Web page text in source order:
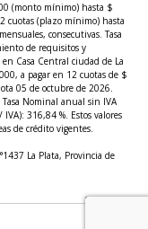
(monto mínimo) hasta $
cuotas (plazo mínimo) hasta
consecutivas. Tasa
de requisitos y
Casa Central ciudad de La
a pagar en 12 cuotas de $
05 de octubre de 2026.
Tasa Nominal anual sin IVA
316,84 %. Estos valores
de crédito vigentes.
La Plata, Provincia de